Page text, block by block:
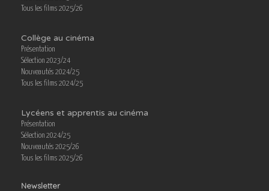
Tous les films 2025/26
Collège au cinéma
Présentation
Sélection 2023/24
Nouveautés 2024/25
Tous les films 2024/25
Lycéens et apprentis au cinéma
Présentation
Sélection 2024/25
Nouveautés 2025/26
Tous les films 2025/26
Newsletter